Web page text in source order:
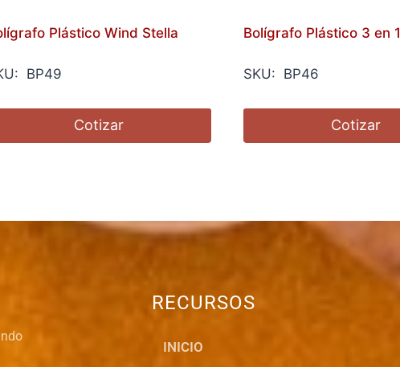
Plástico Wind Stella
BP49
Cotizar
Bolígrafo Plástico 3 en 1
SKU: BP46
Cotizar
RECURSOS
INICIO